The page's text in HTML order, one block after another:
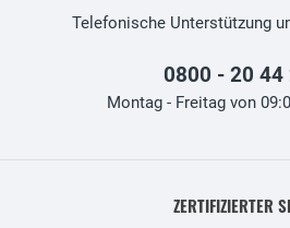
Telefonische Unterstützung
0800 - 20 44
Montag - Freitag von
ZERTIFIZIERTER